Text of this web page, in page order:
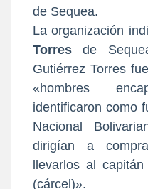
de Sequea.
La organización
Torresde
Gutiérrez Torres
«hombres
identificaron como
Nacional
dirigían a
llevarlos al
(cárcel)».